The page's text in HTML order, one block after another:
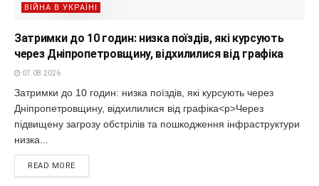
ВІЙНА В УКРАЇНІ
Затримки до 10 годин: низка поїздів, які курсують
через Дніпропетровщину, відхилилися від графіка
07.08.2026
Затримки до 10 годин: низка поїздів, які курсують через
Дніпропетровщину, відхилилися від графіка<p>Через
підвищену загрозу обстрілів та пошкодження інфраструктури
низка...
READ MORE